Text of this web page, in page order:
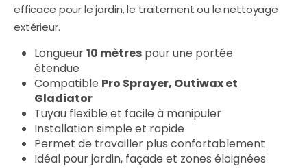
efficace pour le jardin, le traitement ou le nettoyage
extérieur.
Longueur10 mètrespour une portée
étendue
Compatible Pro Sprayer, Outiwax et
Gladiator
Tuyau flexible et facile à manipuler
Installation simple et rapide
Permet de travailler plus confortablement
Idéal pour jardin, façade et zones éloignées